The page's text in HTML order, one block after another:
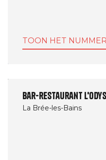
TOON HET NUMMER
Bar-restaurant
La Brée-les-Bains